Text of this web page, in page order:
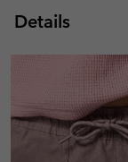
Details